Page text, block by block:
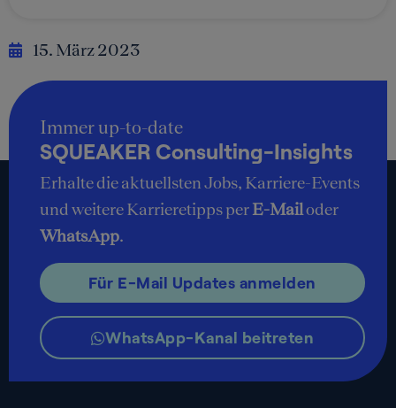
15. März 2023
Immer up-to-date
SQUEAKER Consulting-Insights
Erhalte die aktuellsten Jobs, Karriere-Events
und weitere Karrieretipps perE-Mailoder
WhatsApp.
Für E-Mail Updates anmelden
WhatsApp-Kanal beitreten